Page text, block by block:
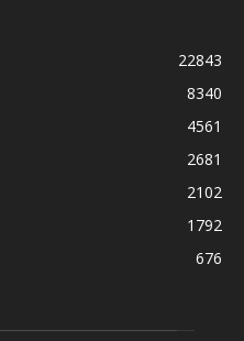
22843
8340
4561
2681
2102
1792
676